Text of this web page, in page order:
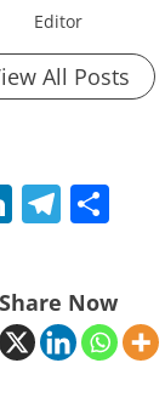
Editor
All Posts
LinkedIn
Share Now